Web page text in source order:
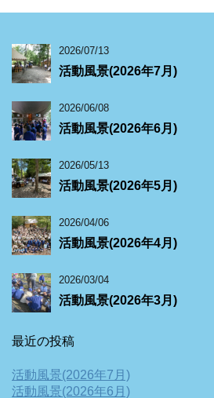
2026/07/13
活動風景(2026年7月)
2026/06/08
活動風景(2026年6月)
2026/05/13
活動風景(2026年5月)
2026/04/06
活動風景(2026年4月)
2026/03/04
活動風景(2026年3月)
最近の投稿
活動風景(2026年7月)
活動風景(2026年6月)